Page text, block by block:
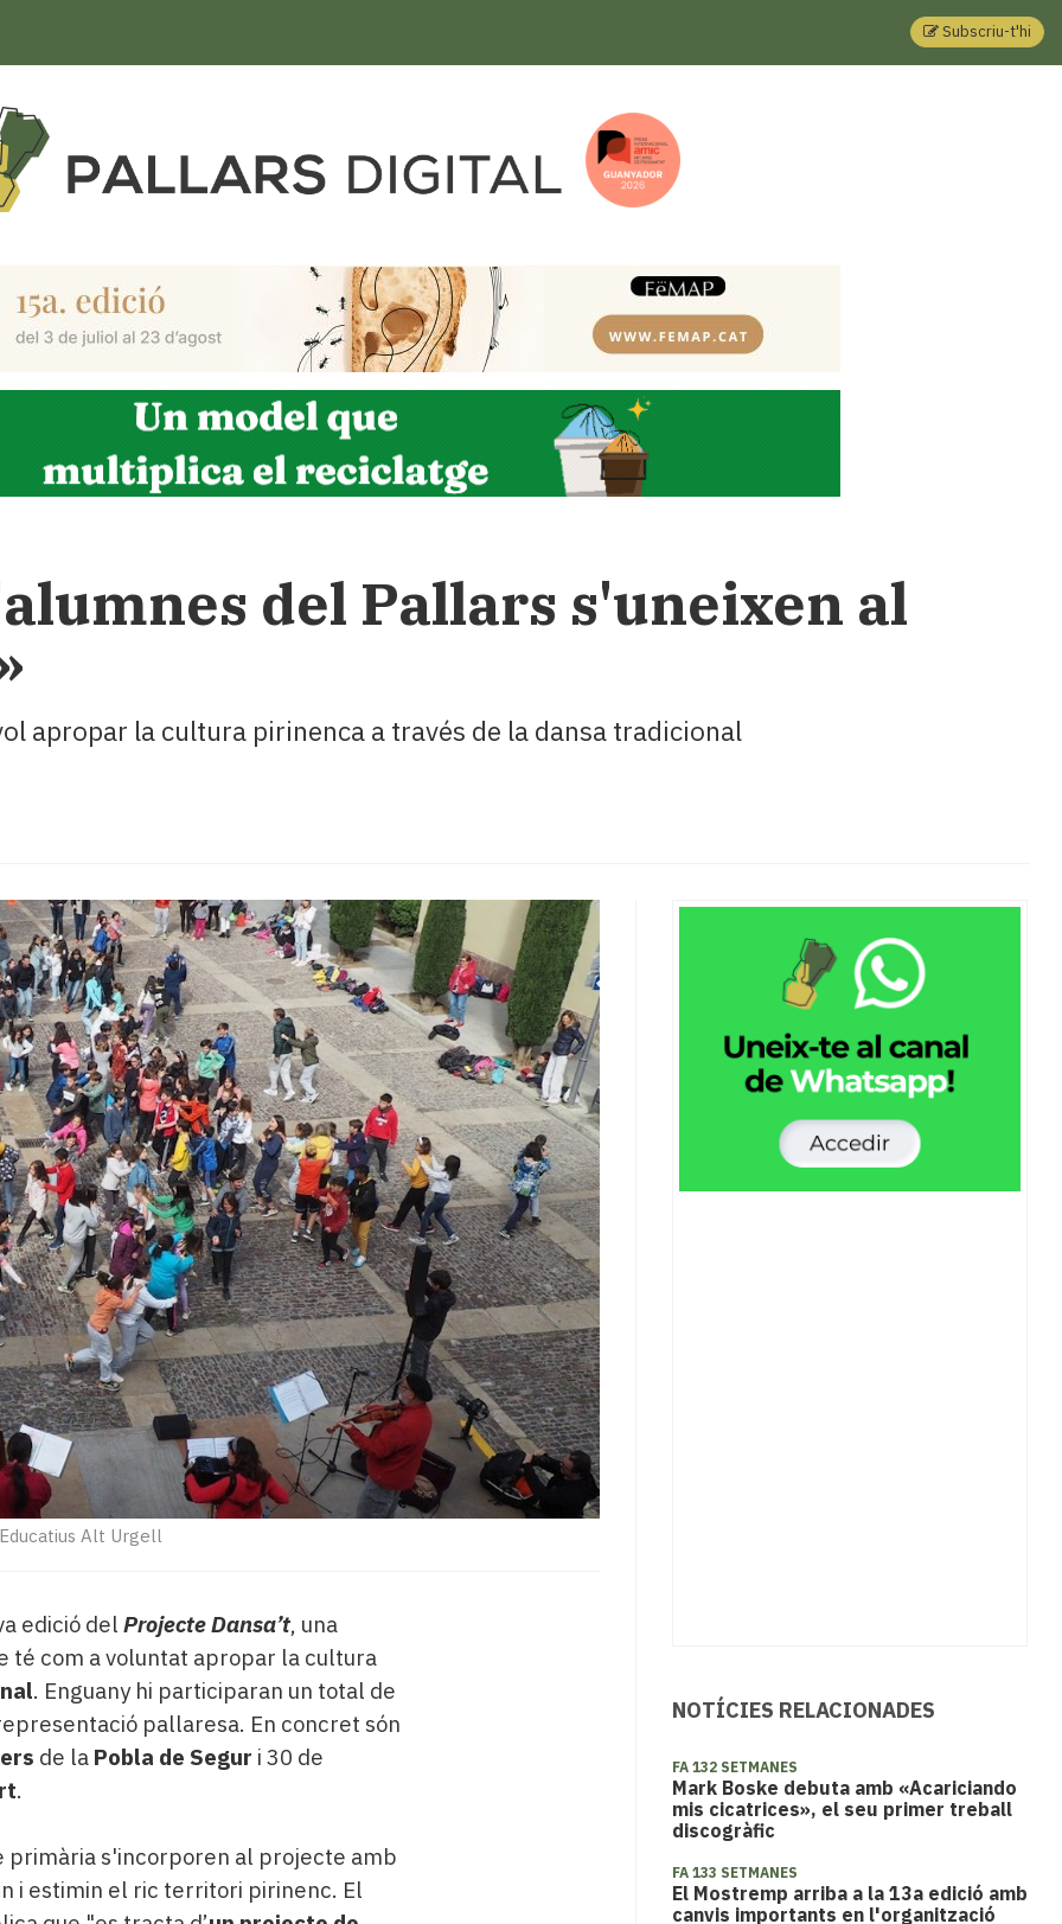
Subscriu-t'hi
del Pallars s'uneixen al
apropar la cultura pirinenca a través de la dansa tradicional
Alt Urgell
edició del Projecte Dansa’t, una
té com a voluntat apropar la cultura
. Enguany hi participaran un total de
pallaresa. En concret són
de laPobla de Segur i 30 de
.
primària s'incorporen al projecte amb
i estimin el ric territori pirinenc. El
NOTÍCIES RELACIONADES
FA 132 SETMANES
Mark Boske debuta amb «Acariciando
mis cicatrices», el seu primer treball
discogràfic
FA 133 SETMANES
El Mostremp arriba a la 13a edició amb
canvis importants en l'organització